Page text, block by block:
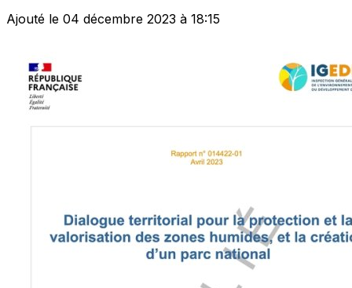
Ajouté le 04 décembre 2023 à 18:15